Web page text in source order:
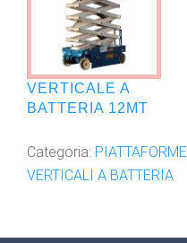
VERTICALE A
BATTERIA 12MT
Categoria: PIATTAFORME
VERTICALI A BATTERIA